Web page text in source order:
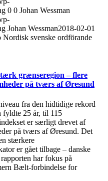
0 0 Johan Wessman
Johan Wessman2018-02-01
Nordisk svenske ordförande
grænseregion – flere
på tværs af Øresund
fra den hidtidige rekord
fyldte 25 år, til 115
er særligt drevet af
på tværs af Øresund. Det
stærkere
er gået tilbage – danske
har fokus på
Bælt-forbindelse for